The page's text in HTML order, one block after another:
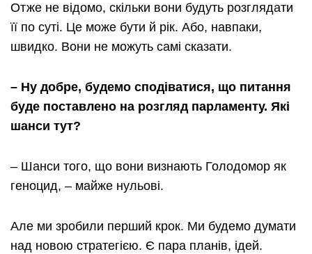
Отже не відомо, скільки вони будуть розглядати
її по суті. Це може бути й рік. Або, навпаки,
швидко. Вони не можуть самі сказати.
– Ну добре, будемо сподіватися, що питання
буде поставлено на розгляд парламенту. Які
шанси тут?
– Шанси того, що вони визнають Голодомор як
геноцид, – майже нульові.
Але ми зробили перший крок. Ми будемо думати
над новою стратегією. Є пара планів, ідей.